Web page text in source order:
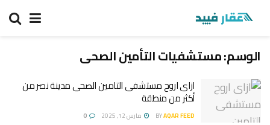
الوسم:مستشفيات التأمين الصحى
ازاى اروح مستشفى التامين الصحى مدينة نصر من
أكثر من منطقة
BYAQAR FEED مارس 12, 2025